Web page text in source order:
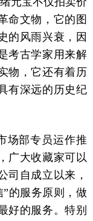
命文物，它的图
的风雨兴衰，因
考古学家用来解
物，它还有着历
有深远的历史纪
场部专员运作推
广大收藏家可以
司自成立以来，
的服务原则，做
好的服务。特别